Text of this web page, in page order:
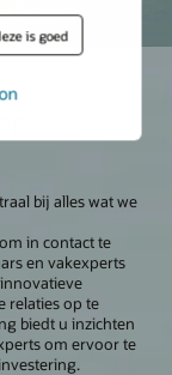
is goed
bij alles wat we
in contact te
en vakexperts
relaties op te
biedt u inzichten
om ervoor te